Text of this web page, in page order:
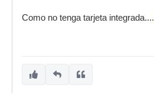
Como no tenga tarjeta integrada....